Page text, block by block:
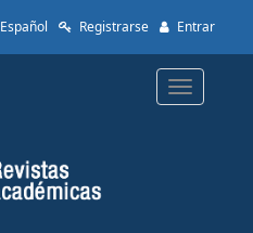
Español Registrarse Entrar
Toggle